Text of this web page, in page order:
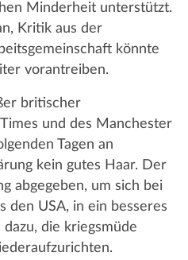
Minderheit unterstützt.
Kritik aus der
könnte
vorantreiben.
britischer
und des Manchester
Tagen an
kein gutes Haar. Der
abgegeben, um sich bei
den USA, in ein besseres
dazu, die kriegsmüde